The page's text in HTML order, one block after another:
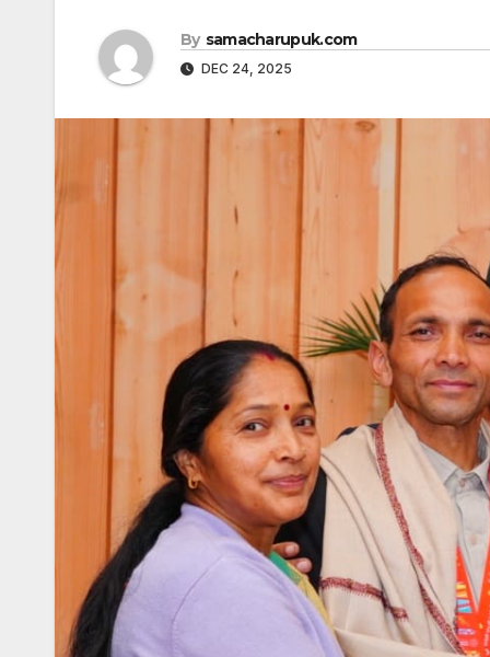
By samacharupuk.com
DEC 24, 2025